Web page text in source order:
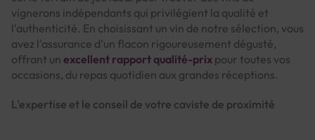
vignerons indépendants qui privilégient la qualité et
l'authenticité. En choisissant un vin de notre sélection, vous
avez l'assurance d'un flacon rigoureusement dégusté,
offrant un excellent rapport qualité-prix pour toutes vos
occasions, du repas quotidien aux grandes réceptions.
L'expertise et le conseil de votre caviste de proximité